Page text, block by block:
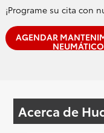
¡Programe su cita con
AGENDAR
Acerca de